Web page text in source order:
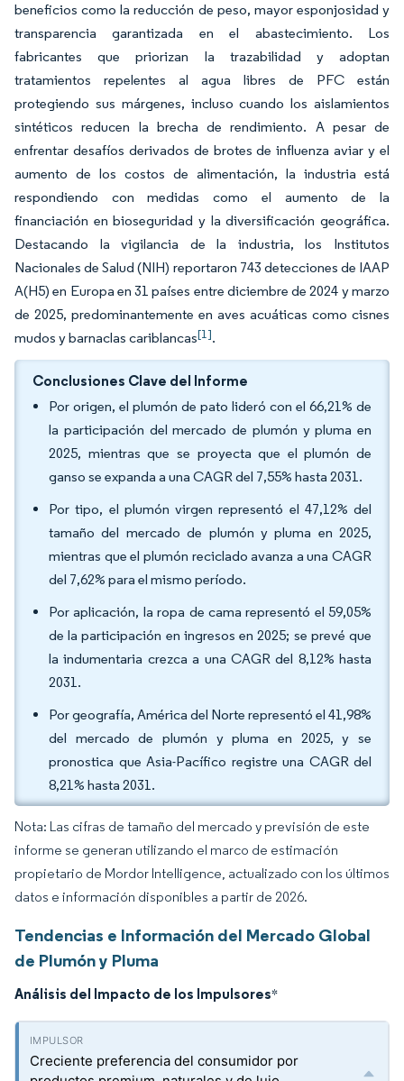
beneficios como la reducción de peso, mayor esponjosidad y
transparencia garantizada en el abastecimiento. Los
fabricantes que priorizan la trazabilidad y adoptan
tratamientos repelentes al agua libres de PFC están
protegiendo sus márgenes, incluso cuando los aislamientos
sintéticos reducen la brecha de rendimiento. A pesar de
enfrentar desafíos derivados de brotes de influenza aviar y el
aumento de los costos de alimentación, la industria está
respondiendo con medidas como el aumento de la
financiación en bioseguridad y la diversificación geográfica.
Destacando la vigilancia de la industria, los Institutos
Nacionales de Salud (NIH) reportaron 743 detecciones de IAAP
A(H5) en Europa en 31 países entre diciembre de 2024 y marzo
de 2025, predominantemente en aves acuáticas como cisnes
mudos y barnaclas cariblancas[1].
Conclusiones Clave del Informe
Por origen, el plumón de pato lideró con el 66,21% de
la participación del mercado de plumón y pluma en
2025, mientras que se proyecta que el plumón de
ganso se expanda a una CAGR del 7,55% hasta 2031.
Por tipo, el plumón virgen representó el 47,12% del
tamaño del mercado de plumón y pluma en 2025,
mientras que el plumón reciclado avanza a una CAGR
del 7,62% para el mismo período.
Por aplicación, la ropa de cama representó el 59,05%
de la participación en ingresos en 2025; se prevé que
la indumentaria crezca a una CAGR del 8,12% hasta
2031.
Por geografía, América del Norte representó el 41,98%
del mercado de plumón y pluma en 2025, y se
pronostica que Asia-Pacífico registre una CAGR del
8,21% hasta 2031.
Nota: Las cifras de tamaño del mercado y previsión de este
informe se generan utilizando el marco de estimación
propietario de Mordor Intelligence, actualizado con los últimos
datos e información disponibles a partir de 2026.
Tendencias e Información del Mercado Global
de Plumón y Pluma
Análisis del Impacto de los Impulsores*
Creciente preferencia del consumidor por